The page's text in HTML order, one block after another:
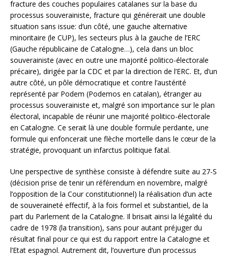
fracture des couches populaires catalanes sur la base du
processus souverainiste, fracture qui générerait une double
situation sans issue: d’un côté, une gauche alternative
minoritaire (le CUP), les secteurs plus à la gauche de l’ERC
(Gauche républicaine de Catalogne…), cela dans un bloc
souverainiste (avec en outre une majorité politico-électorale
précaire), dirigée par la CDC et par la direction de l’ERC. Et, d’un
autre côté, un pôle démocratique et contre l’austérité
représenté par Podem (Podemos en catalan), étranger au
processus souverainiste et, malgré son importance sur le plan
électoral, incapable de réunir une majorité politico-électorale
en Catalogne. Ce serait là une double formule perdante, une
formule qui enfoncerait une flèche mortelle dans le cœur de la
stratégie, provoquant un infarctus politique fatal.
Une perspective de synthèse consiste à défendre suite au 27-S
(décision prise de tenir un référendum en novembre, malgré
l’opposition de la Cour constitutionnel) la réalisation d’un acte
de souveraineté effectif, à la fois formel et substantiel, de la
part du Parlement de la Catalogne. Il brisait ainsi la légalité du
cadre de 1978 (la transition), sans pour autant préjuger du
résultat final pour ce qui est du rapport entre la Catalogne et
l’Etat espagnol. Autrement dit, l’ouverture d’un processus